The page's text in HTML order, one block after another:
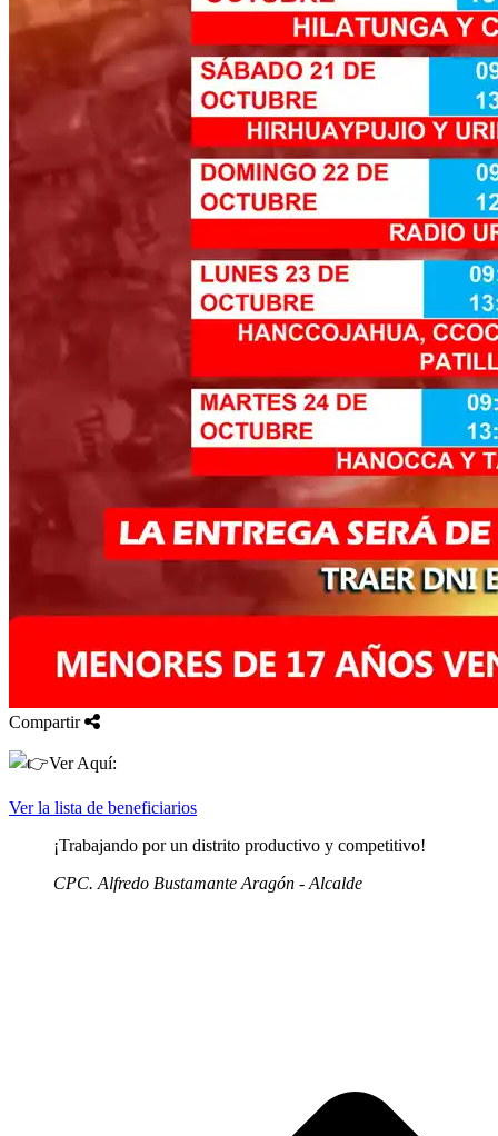
Compartir
Ver Aquí:
Ver la lista de beneficiarios
¡Trabajando por un distrito productivo y competitivo!
CPC. Alfredo Bustamante Aragón - Alcalde